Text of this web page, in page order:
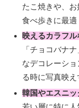
たこ焼きや、お
食べ歩きに最適
映えるカラフ
「チョコバナ
なデコレーシ
る時に写真映え
韓国やエスニッ